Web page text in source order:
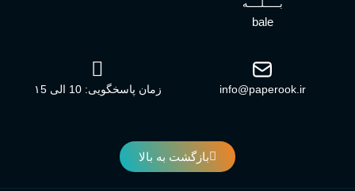
بـــــلــــه
bale
info@paperook.ir زمان پاسخگویی: 10 الی ۱5
بازگشت به بالا